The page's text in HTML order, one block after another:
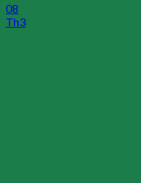
08
Th3